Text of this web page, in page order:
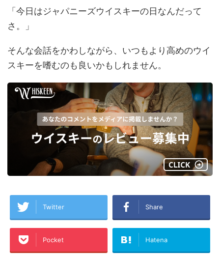
「今日はジャパニーズウイスキーの日なんだって
さ。」
そんな会話をかわしながら、いつもより高めのウイ
スキーを嗜むのも良いかもしれません。
Twitter Share
Pocket Hatena